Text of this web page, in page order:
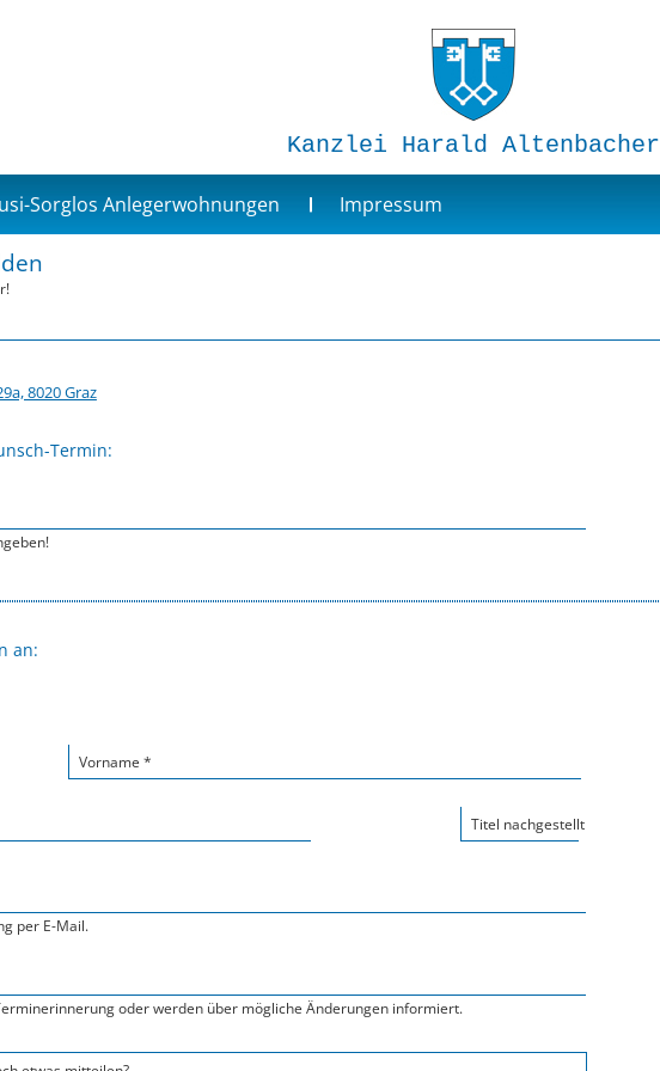
Kanzlei Harald Altenbacher
Sorglos Anlegerwohnungen Impressum
8020 Graz
Termin:
an:
Vorname *
Titel nachgestellt
per E-Mail.
oder werden über mögliche Änderungen informiert.